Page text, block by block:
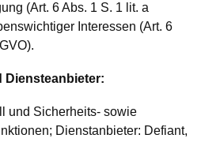
(Art. 6 Abs. 1 S. 1 lit. a
Interessen (Art. 6
Diensteanbieter:
und Sicherheits- sowie
Dienstanbieter: Defiant,